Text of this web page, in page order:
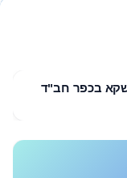
בכפר חב"ד